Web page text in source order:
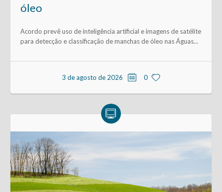
óleo
Acordo prevê uso de inteligência artificial e imagens de satélite
para detecção e classificação de manchas de óleo nas Águas...
3 de agosto de 2026 0